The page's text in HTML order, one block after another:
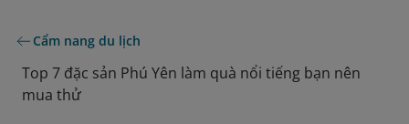
Cẩm nang du lịch
Top 7 đặc sản Phú Yên làm quà nổi tiếng bạn nên
mua thử